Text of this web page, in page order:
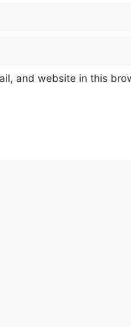
and website in this